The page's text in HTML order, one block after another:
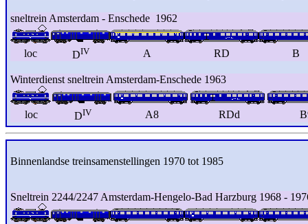
sneltrein Amsterdam - Enschede 1962
loc DIV A RD B
Winterdienst sneltrein Amsterdam-Enschede 1963
loc DIV A8 RDd
Binnenlandse treinsamenstellingen 1970 tot 1985
Sneltrein 2244/2247 Amsterdam-Hengelo-Bad Harzburg 1968 -